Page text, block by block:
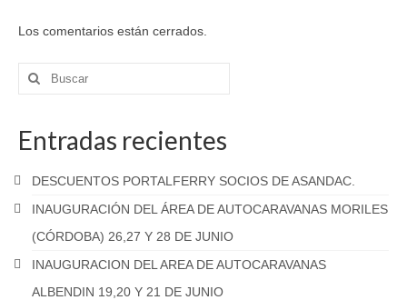
Noticias
Eventos
Próximos eventos
Eventos celebrados
Hoja de inscripción a eventos
Galerias
Fotos
Videos
Los comentarios están cerrados.
Buscar
por:
Entradas recientes
DESCUENTOS PORTALFERRY SOCIOS DE ASANDAC.
INAUGURACIÓN DEL ÁREA DE AUTOCARAVANAS MORILES
(CÓRDOBA) 26,27 Y 28 DE JUNIO
INAUGURACION DEL AREA DE AUTOCARAVANAS
ALBENDIN 19,20 Y 21 DE JUNIO